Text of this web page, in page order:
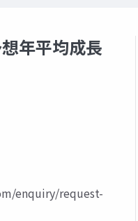
年平均成長
enquiry/request-